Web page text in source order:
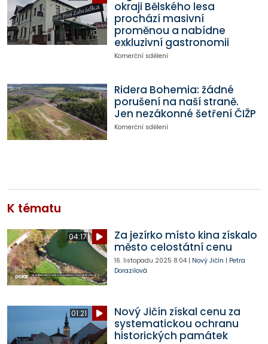
okraji Bělského lesa
prochází masivní
proměnou a nabídne
exkluzivní gastronomii
Komerční sdělení
Ridera Bohemia: žádné
porušení na naší straně.
Jen nezákonné šetření ČIŽP
Komerční sdělení
K tématu
04:17
Za jezírko místo kina získalo
město celostátní cenu
16. listopadu 2025 8:04| Nový Jičín | Petra
Dorazilová
01:21
Nový Jičín získal cenu za
systematickou ochranu
historických památek